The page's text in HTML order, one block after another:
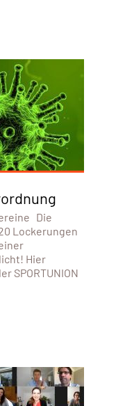
Die
Lockerungen
Hier
SPORTUNION